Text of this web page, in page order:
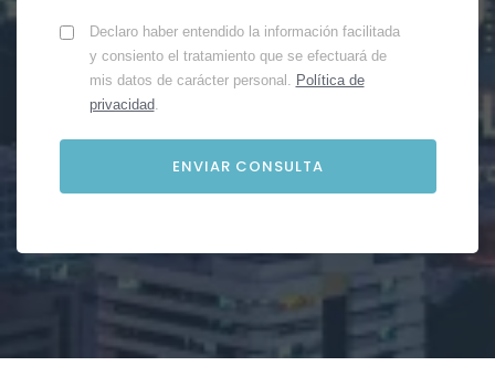
Declaro haber entendido la información facilitada
y consiento el tratamiento que se efectuará de
mis datos de carácter personal. Política de
privacidad.